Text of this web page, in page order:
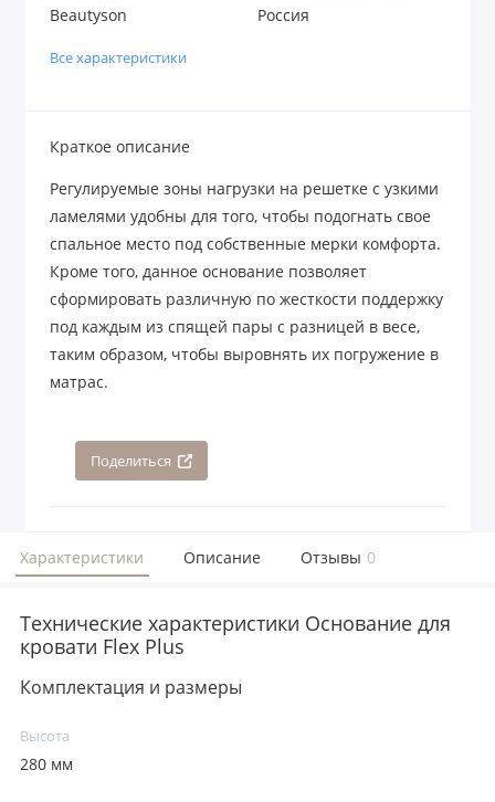
Beautyson Россия
Все характеристики
Краткое описание
Регулируемые зоны нагрузки на решетке с узкими
ламелями удобны для того, чтобы подогнать свое
спальное место под собственные мерки комфорта.
Кроме того, данное основание позволяет
сформировать различную по жесткости поддержку
под каждым из спящей пары с разницей в весе,
таким образом, чтобы выровнять их погружение в
матрас.
Поделиться
Характеристики Описание Отзывы 0
Технические характеристики Основание для
кровати Flex Plus
Комплектация и размеры
Высота
280 мм